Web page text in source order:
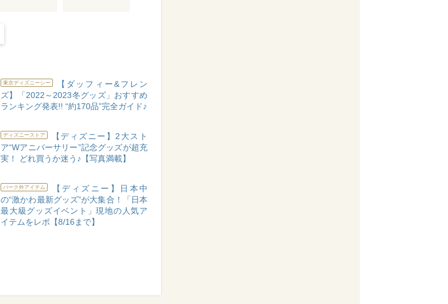
東京ディズニーシー
【ダッフィー&フレン
ズ】「2022～2023冬グッズ」おすすめ
ランキング発表!! “約170品”完全ガイド♪
ディズニーストア
【ディズニー】2大スト
ア“Wアニバーサリー”記念グッズが超充
実！ どれ買うか迷う♪【写真満載】
パーク外アイテム
【ディズニー】日本中
の“激かわ最新グッズ”が大集合！「日本
最大級グッズイベント」現地の人気ア
イテムをレポ【8/16まで】